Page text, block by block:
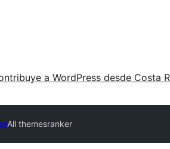
a WordPress desde Costa
All themesranker